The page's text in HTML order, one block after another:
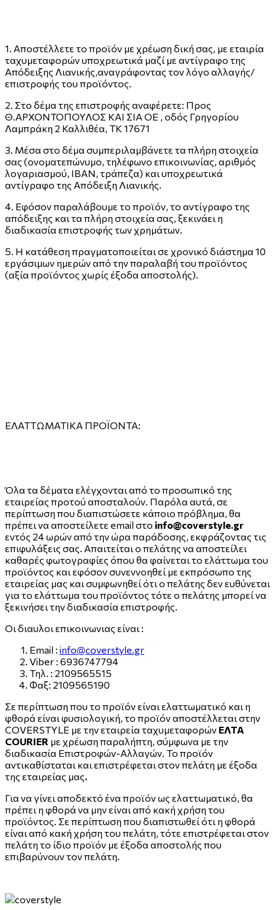
1. Αποστέλλετε το προϊόν με χρέωση δική σας, με εταιρία
ταχυμεταφορών υποχρεωτικά μαζί με αντίγραφο της
Απόδειξης Λιανικής,αναγράφοντας τον λόγο αλλαγής/
επιστροφής του προϊόντος.
2. Στο δέμα της επιστροφής αναφέρετε: Προς
Θ.ΑΡΧΟΝΤΟΠΟΥΛΟΣ ΚΑΙ ΣΙΑ ΟΕ , οδός Γρηγορίου
Λαμπράκη 2 Καλλιθέα, ΤΚ 17671
3. Μέσα στο δέμα συμπεριλαμβάνετε τα πλήρη στοιχεία
σας (ονοματεπώνυμο, τηλέφωνο επικοινωνίας, αριθμός
λογαριασμού, IBAN, τράπεζα) και υποχρεωτικά
αντίγραφο της Απόδειξη Λιανικής.
4. Εφόσον παραλάβουμε το προϊόν, το αντίγραφο της
απόδειξης και τα πλήρη στοιχεία σας, ξεκινάει η
διαδικασία επιστροφής των χρημάτων.
5. Η κατάθεση πραγματοποιείται σε χρονικό διάστημα 10
εργάσιμων ημερών από την παραλαβή του προϊόντος
(αξία προϊόντος χωρίς έξοδα αποστολής).
ΕΛΑΤΤΩΜΑΤΙΚΑ ΠΡΟΪΟΝΤΑ:
Όλα τα δέματα ελέγχονται από το προσωπικό της
εταιρείας προτού αποσταλούν. Παρόλα αυτά, σε
περίπτωση που διαπιστώσετε κάποιο πρόβλημα, θα
πρέπει να αποστείλετε email στο info@coverstyle.gr
εντός 24 ωρών από την ώρα παράδοσης, εκφράζοντας τις
επιφυλάξεις σας. Απαιτείται ο πελάτης να αποστείλει
καθαρές φωτογραφίες όπου θα φαίνεται το ελάττωμα του
προϊόντος και εφόσον συνεννοηθεί με εκπρόσωπο της
εταιρείας μας και συμφωνηθεί ότι ο πελάτης δεν ευθύνεται
για το ελάττωμα του προϊόντος τότε ο πελάτης μπορεί να
ξεκινήσει την διαδικασία επιστροφής.
Οι διαυλοι επικοινωνιας είναι :
Email : info@coverstyle.gr
Viber : 6936747794
Τηλ. : 2109565515
Φαξ: 2109565190
Σε περίπτωση που το προϊόν είναι ελαττωματικό και η
φθορά είναι φυσιολογική, το προϊόν αποστέλλεται στην
COVERSTYLE με την εταιρεία ταχυμεταφορών ΕΛΤΑ
COURIER με χρέωση παραλήπτη, σύμφωνα με την
διαδικασία Επιστροφών-Αλλαγών. Το προϊόν
αντικαθίσταται και επιστρέφεται στον πελάτη με έξοδα
της εταιρείας μας.
Για να γίνει αποδεκτό ένα προϊόν ως ελαττωματικό, θα
πρέπει η φθορά να μην είναι από κακή χρήση του
προϊόντος. Σε περίπτωση που διαπιστωθεί ότι η φθορά
είναι από κακή χρήση του πελάτη, τότε επιστρέφεται στον
πελάτη το ίδιο προϊόν με έξοδα αποστολής που
επιβαρύνουν τον πελάτη.